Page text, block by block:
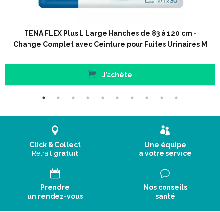
Composition :
TENA FLEX Plus L Large Hanches de 83 à 120 cm -
Change Complet avec Ceinture pour Fuites Urinaires M
J’achète
Click & Collect
Retrait gratuit
Une équipe
à votre service
Prendre
un rendez-vous
Nos conseils
santé